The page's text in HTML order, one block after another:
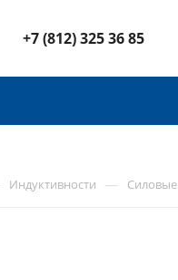
+7 (812) 325 36 85
Индуктивности — Силовые